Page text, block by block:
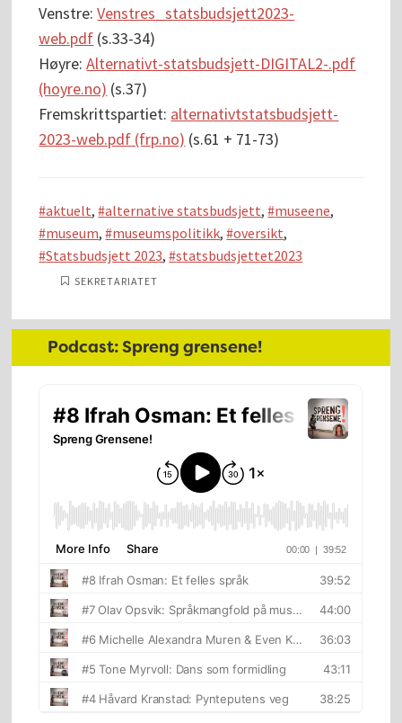
Venstre:Venstres_statsbudsjett2023-
web.pdf (s.33-34)
Høyre:Alternativt-statsbudsjett-DIGITAL2-.pdf
(hoyre.no) (s.37)
Fremskrittspartiet: alternativtstatsbudsjett-
2023-web.pdf (frp.no) (s.61 + 71-73)
aktuelt, alternative statsbudsjett, museene,
museum, museumspolitikk, oversikt,
Statsbudsjett 2023, statsbudsjettet2023
SEKRETARIATET
Hoved
Podcast: Spreng grensene!